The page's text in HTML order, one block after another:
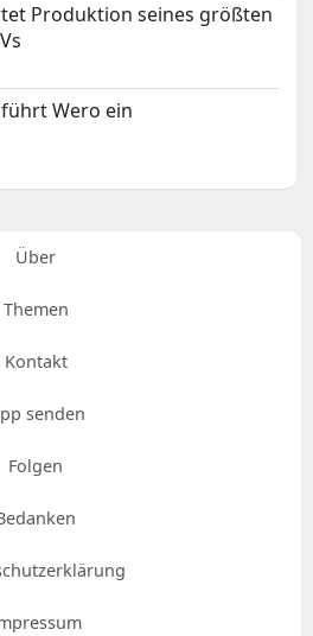
Produktion seines größten
Wero ein
Über
Themen
Kontakt
senden
Folgen